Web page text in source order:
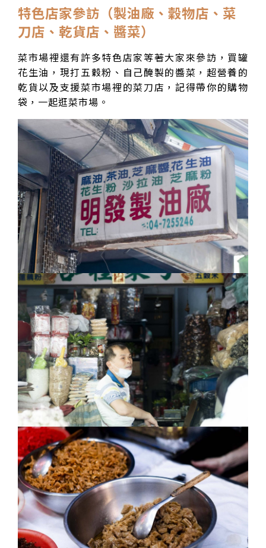
特色店家參訪（製油廠、穀物店、菜
刀店、乾貨店、醬菜）
菜市場裡還有許多特色店家等著大家來參訪，買罐
花生油，現打五穀粉、自己醃製的醬菜，超營養的
乾貨以及支援菜市場裡的菜刀店，記得帶你的購物
袋，一起逛菜市場。